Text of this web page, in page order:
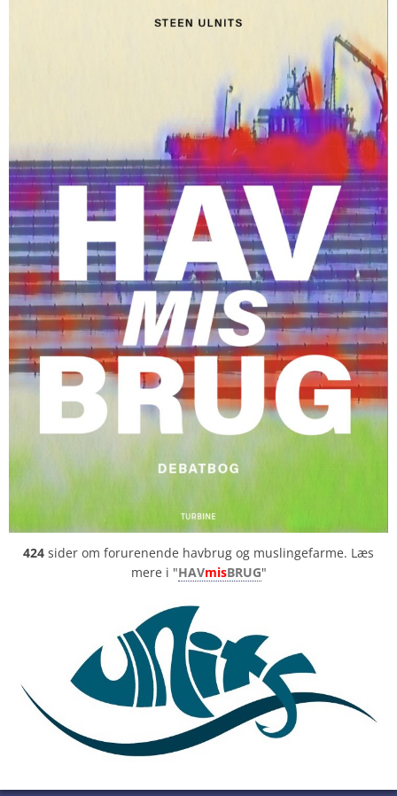
424 sider om forurenende havbrug og muslingefarme. Læs
mere i "HAVmisBRUG"